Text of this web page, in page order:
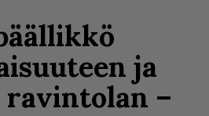
ja
ravintolan –